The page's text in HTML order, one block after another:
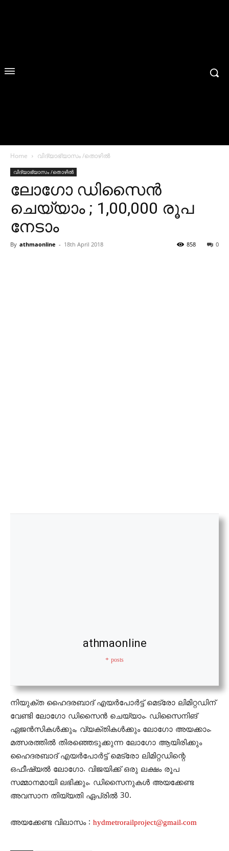
Home വിദ്യാഭ്യാസം /തൊഴിൽ
വിദ്യാഭ്യാസം /തൊഴിൽ
ലോഗോ ഡിസൈന്‍
ചെയ്യാം ; 1,00,000 രൂപ
നേടാം
By athmaonline - 18th April 2018 0
858
athmaonline
+ posts
നിയുക്ത ഹൈദരബാദ് എയര്‍പോര്‍ട്ട് മെട്രോ ലിമിറ്റഡിന്
വേണ്ടി ലോഗോ ഡിസൈന്‍ ചെയ്യാം. ഡിസൈനിങ്
ഏജന്‍സികള്‍ക്കും, വ്യക്തികള്‍ക്കും ലോഗോ അയക്കാം.
മത്സരത്തില്‍ തിരഞ്ഞെടുക്കുന്ന ലോഗോ ആയിരിക്കും
ഹൈദരബാദ് എയര്‍പോര്‍ട്ട് മെട്രോ ലിമിറ്റഡിന്റെ
ഒഫീഷ്യല്‍ ലോഗോ. വിജയിക്ക് ഒരു ലക്ഷം രൂപ
സമ്മാനമായി ലഭിക്കും. ഡിസൈനുകള്‍ അയക്കേണ്ട
അവസാന തിയ്യതി ഏപ്രില്‍ 30.
അയക്കേണ്ട വിലാസം : hydmetrorailproject@gmail.com